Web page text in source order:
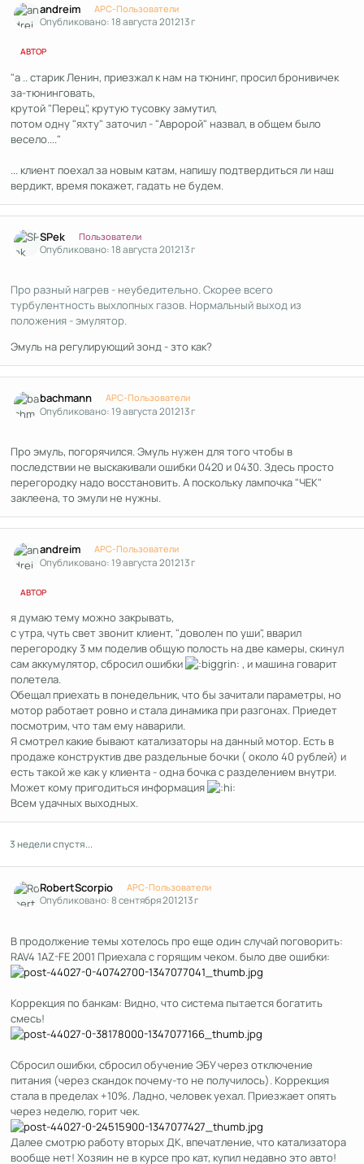
andreim APC-Пользователи
Опубликовано:18 августа 201213 г
АВТОР
"а .. старик Ленин, приезжал к нам на тюнинг, просил бронивичек
за-тюнинговать,
крутой "Перец", крутую тусовку замутил,
потом одну "яхту" заточил - "Авророй" назвал, в общем было
весело...."
... клиент поехал за новым катам, напишу подтвердиться ли наш
вердикт, время покажет, гадать не будем.
SPek Пользователи
Опубликовано:18 августа 201213 г
Про разный нагрев - неубедительно. Скорее всего
турбулентность выхлопных газов. Нормальный выход из
положения - эмулятор.
Эмуль на регулирующий зонд - зто как?
bachmann APC-Пользователи
Опубликовано:19 августа 201213 г
Про эмуль, погорячился. Эмуль нужен для того чтобы в
последствии не выскакивали ошибки 0420 и 0430. Здесь просто
перегородку надо восстановить. А поскольку лампочка "ЧЕК"
заклеена, то эмули не нужны.
andreim APC-Пользователи
Опубликовано:19 августа 201213 г
АВТОР
я думаю тему можно закрывать,
с утра, чуть свет звонит клиент, "доволен по уши", вварил
перегородку 3 мм поделив общую полость на две камеры, скинул
сам аккумулятор, сбросил ошибки
, и машина говарит
полетела.
Обещал приехать в понедельник, что бы зачитали параметры, но
мотор работает ровно и стала динамика при разгонах. Приедет
посмотрим, что там ему наварили.
Я смотрел какие бывают катализаторы на данный мотор. Есть в
продаже конструктив две раздельные бочки ( около 40 рублей) и
есть такой же как у клиента - одна бочка с разделением внутри.
Может кому пригодиться информация
Всем удачных выходных.
3 недели спустя...
RobertScorpio APC-Пользователи
Опубликовано:8 сентября 201213 г
В продолжение темы хотелось про еще один случай поговорить:
RAV4 1AZ-FE 2001 Приехала с горящим чеком. было две ошибки:
Коррекция по банкам: Видно, что система пытается богатить
смесь!
Сбросил ошибки, сбросил обучение ЭБУ через отключение
питания (через скандок почему-то не получилось). Коррекция
стала в пределах +10%. Ладно, человек уехал. Приезжает опять
через неделю, горит чек.
Далее смотрю работу вторых ДК, впечатление, что катализатора
вообще нет! Хозяин не в курсе про кат, купил недавно это авто!